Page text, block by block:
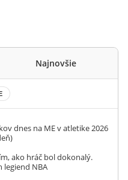
Najnovšie
dnes na ME v atletike 2026
ako hráč bol dokonalý.
legiend NBA